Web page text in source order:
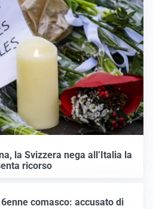
la Svizzera nega all’Italia la
ricorso
comasco: accusato di